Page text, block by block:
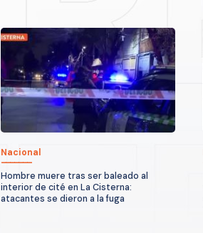
Nacional
Hombre muere tras ser baleado al
interior de cité en La Cisterna:
atacantes se dieron a la fuga